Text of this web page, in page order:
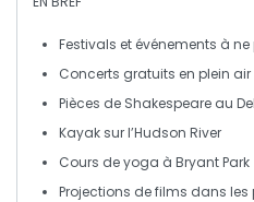
Festivals et événements à
Concerts gratuits en plein air
Pièces de Shakespeare au
Kayak sur l’Hudson River
Cours deyoga à Bryant Park
Projections de films dans les